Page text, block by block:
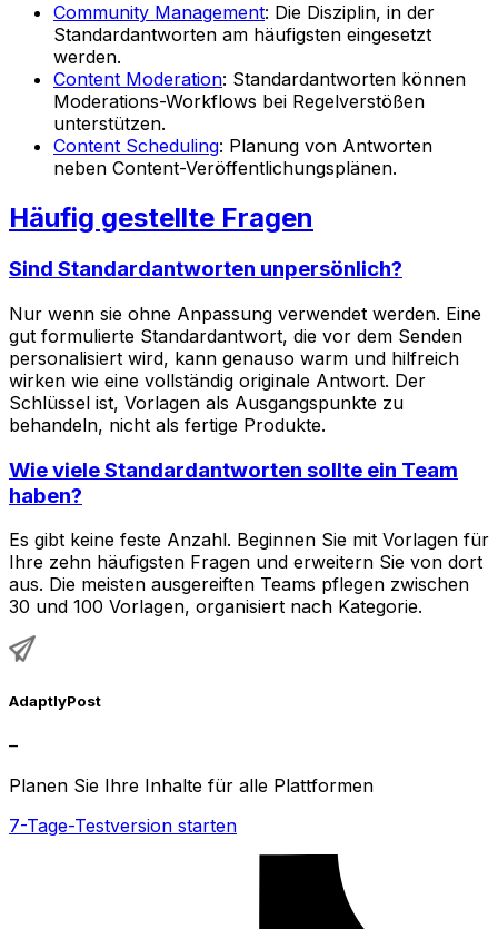
Community Management: Die Disziplin, in der
Standardantworten am häufigsten eingesetzt
werden.
Content Moderation: Standardantworten können
Moderations-Workflows bei Regelverstößen
unterstützen.
Content Scheduling: Planung von Antworten
neben Content-Veröffentlichungsplänen.
Häufig gestellte Fragen
Sind Standardantworten unpersönlich?
Nur wenn sie ohne Anpassung verwendet werden. Eine
gut formulierte Standardantwort, die vor dem Senden
personalisiert wird, kann genauso warm und hilfreich
wirken wie eine vollständig originale Antwort. Der
Schlüssel ist, Vorlagen als Ausgangspunkte zu
behandeln, nicht als fertige Produkte.
Wie viele Standardantworten sollte ein Team
haben?
Es gibt keine feste Anzahl. Beginnen Sie mit Vorlagen für
Ihre zehn häufigsten Fragen und erweitern Sie von dort
aus. Die meisten ausgereiften Teams pflegen zwischen
30 und 100 Vorlagen, organisiert nach Kategorie.
AdaptlyPost
–
Planen Sie Ihre Inhalte für alle Plattformen
7-Tage-Testversion starten